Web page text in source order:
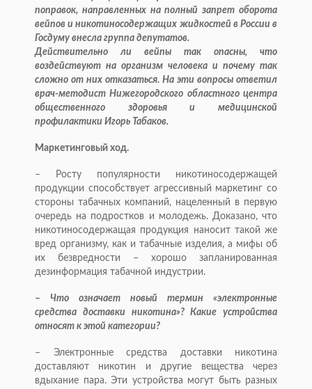
поправок, направленных на полный запрет оборота
вейпов и никотиносодержащих жидкостей в России в
Госдуму внесла группа депутатов.
Действительно ли вейпы так опасны, что
воздействуют на организм человека и почему так
сложно от них отказаться. На эти вопросы ответил
врач-методист Нижегородского областного центра
общественного здоровья и медицинской
профилактики Игорь Табаков.
Маркетинговый ход.
– Росту популярности никотиносодержащей
продукции способствует агрессивный маркетинг со
стороны табачных компаний, нацеленный в первую
очередь на подростков и молодежь. Доказано, что
никотиносодержащая продукция наносит такой же
вред организму, как и табачные изделия, а мифы об
их безвредности – хорошо запланированная
дезинформация табачной индустрии.
– Что означает новый термин «электронные
средства доставки никотина»? Какие устройства
относят к этой категории?
– Электронные средства доставки никотина
доставляют никотин и другие вещества через
вдыхание пара. Эти устройства могут быть разных